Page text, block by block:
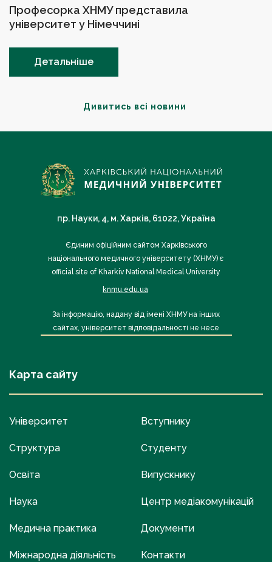
Дивитись всі новини
Професорка ХНМУ представила
університет у Німеччині
Детальніше
пр. Науки, 4, м. Харків, 61022, Україна
Єдиним офіційним сайтом Харківського
національного медичного університету (ХНМУ) є
official site of Kharkiv National Medical University
knmu.edu.ua
За інформацію, надану від імені ХНМУ на інших
сайтах, університет відповідальності не несе
Карта сайту
Університет
Структура
Освіта
Наука
Медична практика
Міжнародна діяльність
Вступнику
Студенту
Випускнику
Центр медіакомунікацій
Документи
Контакти